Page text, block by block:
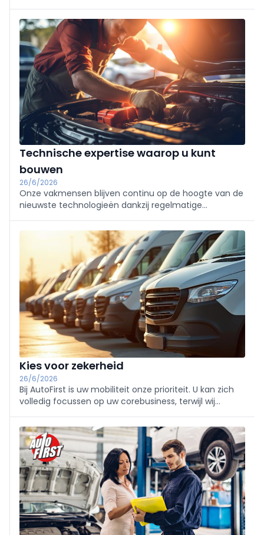
geen ander. Dankzij een netwerk van meer dan 110
onafhankelijke garages in België biedt AutoFirst een
betrouwbare en efficiënte service voor het
merkonafhankelijk onderhoud van uw voertuig of
wagenpark. U geniet van onderdelen van
constructeurskwaliteit, 2 jaar garantie en perfect
beheersbare tarieven.
Technische expertise waarop u kunt
bouwen
26/6/2026
Onze vakmensen blijven continu op de hoogte van de
nieuwste technologieën dankzij regelmatige
ondersteuning via het support team (diagnose op
afstand) lossen wij problemen snel en efficiënt op,
ongeacht het type voertuig.
Kies voor zekerheid
26/6/2026
Bij AutoFirst is uw mobiliteit onze prioriteit. U kan zich
volledig focussen op uw corebusiness, terwijl wij